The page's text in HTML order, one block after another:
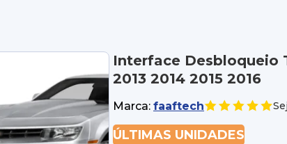
Interface Desbloqueio
2013 2014 2015 2016
Marca: faaftech
ÚLTIMAS UNIDADES